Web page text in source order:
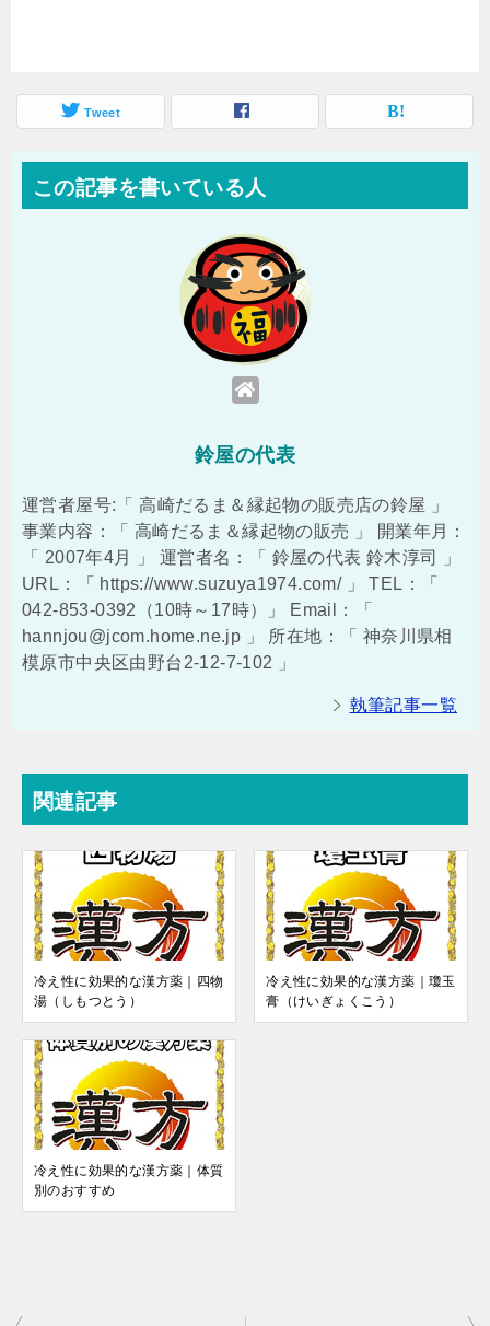
Tweet
この記事を書いている人
鈴屋の代表
運営者屋号:「 高崎だるま＆縁起物の販売店の鈴屋 」
事業内容：「 高崎だるま＆縁起物の販売 」 開業年月：
「 2007年4月 」 運営者名：「 鈴屋の代表 鈴木淳司 」
URL：「 https://www.suzuya1974.com/ 」 TEL：「
042-853-0392（10時～17時）」 Email：「
hannjou@jcom.home.ne.jp 」 所在地：「 神奈川県相
模原市中央区由野台2-12-7-102 」
執筆記事一覧
関連記事
冷え性に効果的な漢方薬｜四物
湯（しもつとう）
冷え性に効果的な漢方薬｜瓊玉
膏（けいぎょくこう）
冷え性に効果的な漢方薬｜体質
別のおすすめ